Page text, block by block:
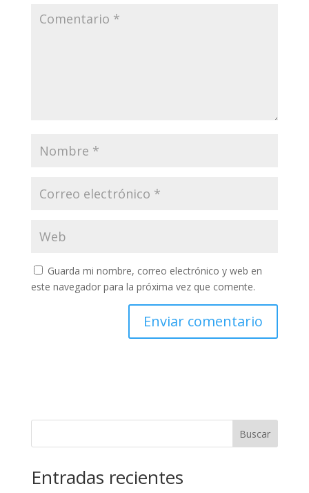
Guarda mi nombre, correo electrónico y web en
este navegador para la próxima vez que comente.
Buscar
Entradas recientes